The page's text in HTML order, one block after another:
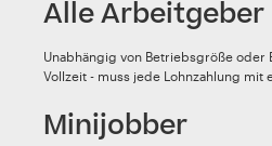
Alle Arbeitgeber
Unabhängig von Betriebsgröße
Vollzeit - muss jede Lohnzahlung
Minijobber